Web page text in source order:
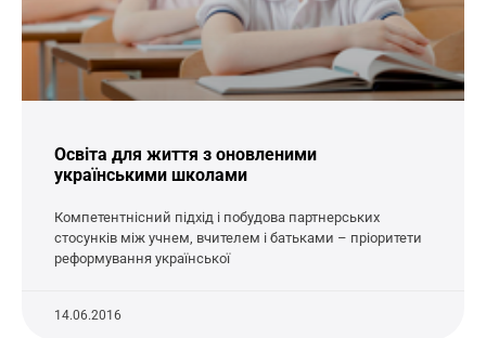
Освіта для життя з оновленими
українськими школами
Компетентнісний підхід і побудова партнерських
стосунків між учнем, вчителем і батьками – пріоритети
реформування української
14.06.2016